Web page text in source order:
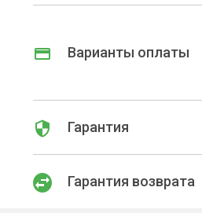
Варианты оплаты
Гарантия
Гарантия возврата